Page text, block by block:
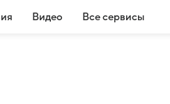
Видео Все сервисы